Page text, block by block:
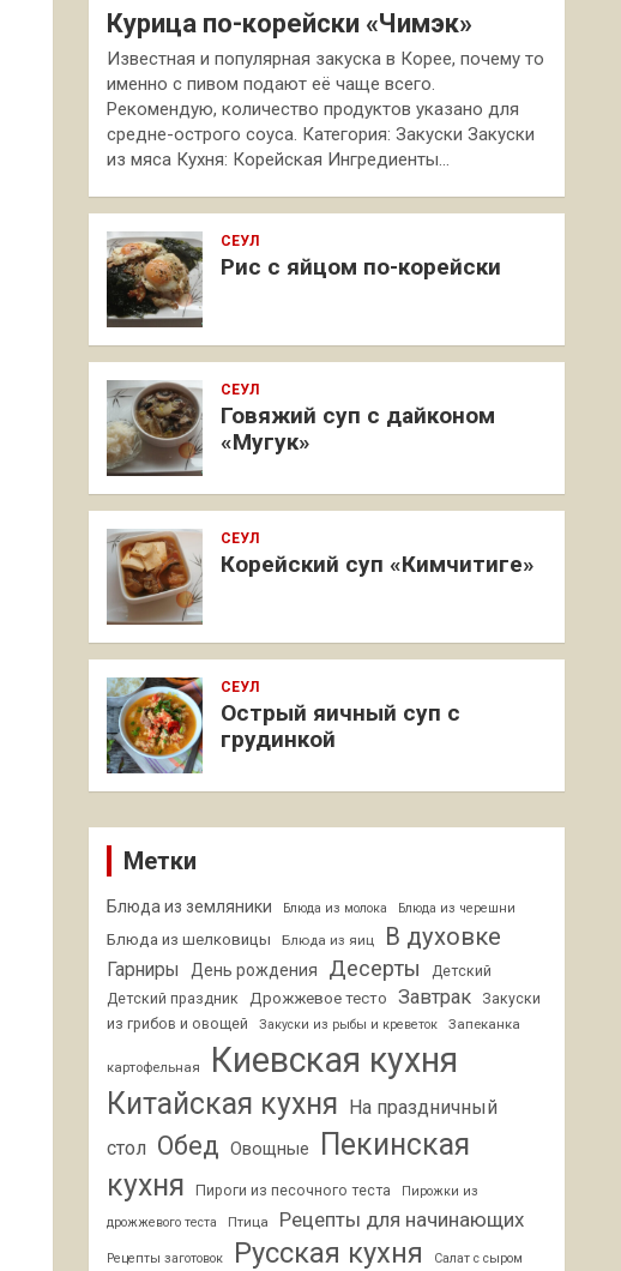
Курица по-корейски «Чимэк»
Известная и популярная закуска в Корее, почему то
именно с пивом подают её чаще всего.
Рекомендую, количество продуктов указано для
средне-острого соуса. Категория: Закуски Закуски
из мяса Кухня: Корейская Ингредиенты…
СЕУЛ
Рис с яйцом по-корейски
СЕУЛ
Говяжий суп с дайконом
«Мугук»
СЕУЛ
Корейский суп «Кимчитиге»
СЕУЛ
Острый яичный суп с
грудинкой
Метки
Блюда из земляники Блюда из молока Блюда из черешни
Блюда из шелковицы Блюда из яиц В духовке
Гарниры День рождения Десерты
Детский
Детский праздник
Дрожжевое тесто Завтрак
Закуски
из грибов и овощей
Закуски из рыбы и креветок Запеканка
картофельная Киевская кухня
Китайская кухня На праздничный
стол Обед Овощные
Пекинская
кухня
Пироги из песочного теста
Пирожки из
дрожжевого теста
Птица Рецепты для начинающих
Рецепты заготовок Русская кухня Салат с сыром